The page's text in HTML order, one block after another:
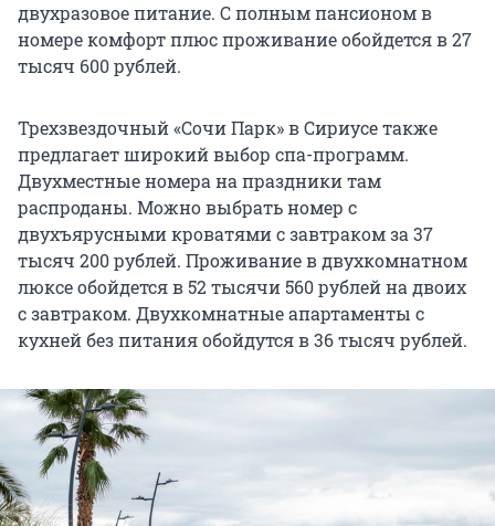
двухразовое питание. С полным пансионом в
номере комфорт плюс проживание обойдется в 27
тысяч 600 рублей.
Трехзвездочный «Сочи Парк» в Сириусе также
предлагает широкий выбор спа-программ.
Двухместные номера на праздники там
распроданы. Можно выбрать номер с
двухъярусными кроватями с завтраком за 37
тысяч 200 рублей. Проживание в двухкомнатном
люксе обойдется в 52 тысячи 560 рублей на двоих
с завтраком. Двухкомнатные апартаменты с
кухней без питания обойдутся в 36 тысяч рублей.